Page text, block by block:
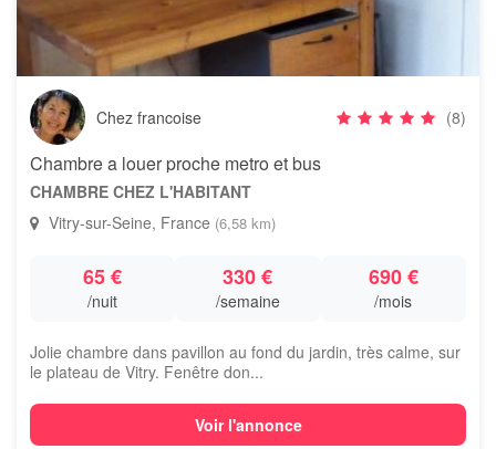
Chez francoise (8)
Chambre a louer proche metro et bus
CHAMBRE CHEZ L'HABITANT
Vitry-sur-Seine, France (6,58 km)
65 €
/nuit
330 €
/semaine
690 €
/mois
Jolie chambre dans pavillon au fond du jardin, très calme, sur
le plateau de Vitry. Fenêtre don...
Voir l'annonce